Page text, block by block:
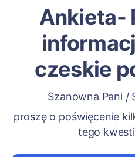
Ankieta-
czeskie
Szanowna Pani /
proszę o poświęcenie
tego